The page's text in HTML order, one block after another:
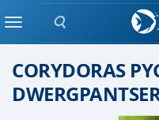
Zoeken
MenuGroepen vis
CORYDORAS